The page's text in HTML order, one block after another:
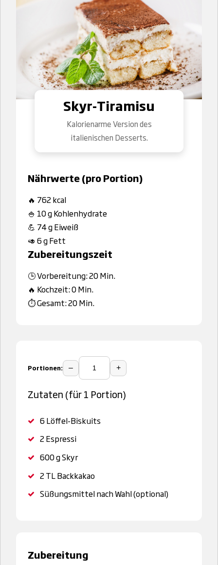
Skyr-Tiramisu
Kalorienarme Version des
italienischen Desserts.
Nährwerte (pro Portion)
🔥 762 kcal
🍚 10 g Kohlenhydrate
💪 74 g Eiweiß
🥑 6 g Fett
Zubereitungszeit
🕒 Vorbereitung: 20 Min.
🔥 Kochzeit: 0 Min.
⏱️ Gesamt: 20 Min.
Portionen: – +
Zutaten (für 1 Portion)
6Löffel-Biskuits
2 Espressi
600 gSkyr
2 TLBackkakao
Süßungsmittel nach Wahl (optional)
Zubereitung